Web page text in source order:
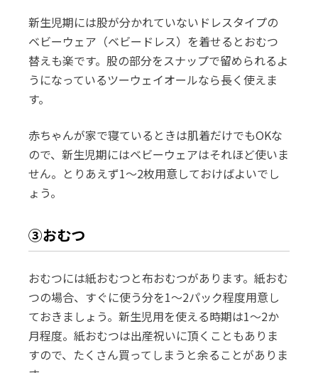
新生児期には股が分かれていないドレスタイプの
ベビーウェア（ベビードレス）を着せるとおむつ
替えも楽です。股の部分をスナップで留められるよ
うになっているツーウェイオールなら長く使えま
す。
赤ちゃんが家で寝ているときは肌着だけでもOKな
ので、新生児期にはベビーウェアはそれほど使いま
せん。とりあえず1～2枚用意しておけばよいでし
ょう。
③おむつ
おむつには紙おむつと布おむつがあります。紙おむ
つの場合、すぐに使う分を1～2パック程度用意し
ておきましょう。新生児用を使える時期は1～2か
月程度。紙おむつは出産祝いに頂くこともありま
すので、たくさん買ってしまうと余ることがありま